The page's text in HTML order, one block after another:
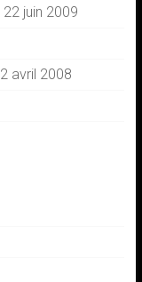
22 juin 2009
avril 2008